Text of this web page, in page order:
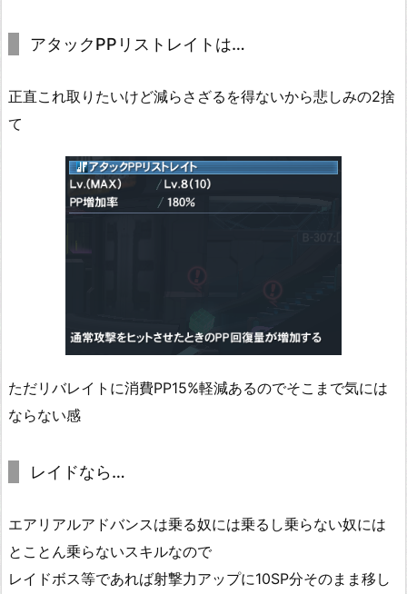
アタックPPリストレイトは…
正直これ取りたいけど減らさざるを得ないから悲しみの2捨
て
ただリバレイトに消費PP15%軽減あるのでそこまで気には
ならない感
レイドなら…
エアリアルアドバンスは乗る奴には乗るし乗らない奴には
とことん乗らないスキルなので
レイドボス等であれば射撃力アップに10SP分そのまま移し